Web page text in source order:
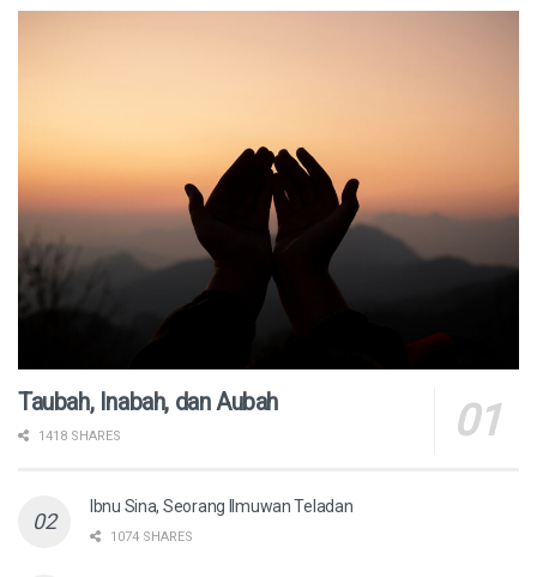
Taubah, Inabah, dan Aubah
1418 SHARES
Ibnu Sina, Seorang Ilmuwan Teladan
1074 SHARES